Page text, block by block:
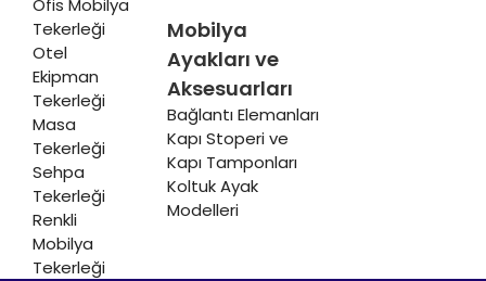
Ofis Mobilya
Tekerleği
Otel
Ekipman
Tekerleği
Masa
Tekerleği
Sehpa
Tekerleği
Renkli
Mobilya
Tekerleği
Mobilya
Ayakları ve
Aksesuarları
Bağlantı Elemanları
Kapı Stoperi ve
Kapı Tamponları
Koltuk Ayak
Modelleri